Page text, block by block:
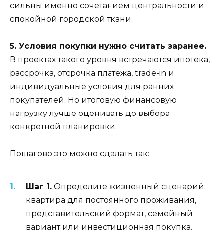
сильны именно сочетанием центральности и
спокойной городской ткани.
5. Условия покупки нужно считать заранее.
В проектах такого уровня встречаются ипотека,
рассрочка, отсрочка платежа, trade-in и
индивидуальные условия для ранних
покупателей. Но итоговую финансовую
нагрузку лучше оценивать до выбора
конкретной планировки.
Пошагово это можно сделать так:
Шаг 1. Определите жизненный сценарий:
квартира для постоянного проживания,
представительский формат, семейный
вариант или инвестиционная покупка.